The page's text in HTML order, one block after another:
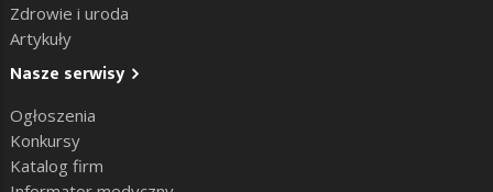
Zdrowie i uroda
Artykuły
Nasze serwisy
Ogłoszenia
Konkursy
Katalog firm